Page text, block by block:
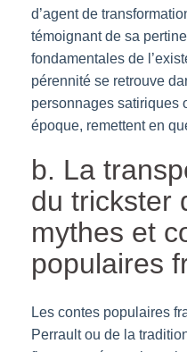
d’agent de
témoignant de sa
fondamentales de
pérennité se retrouve
personnages satiriques
époque, remettent en
b. La
du trickster
mythes et
populaires
Les contes populaires
Perrault ou de la